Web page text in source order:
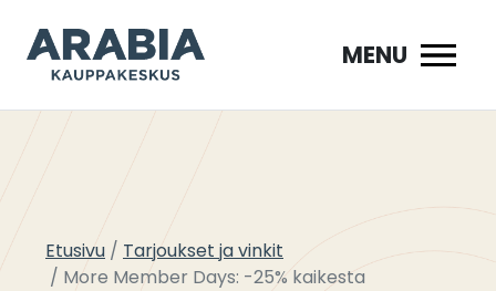
sisältöön
MENU
Etusivu
Tarjoukset ja vinkit
More Member Days: -25% kaikesta